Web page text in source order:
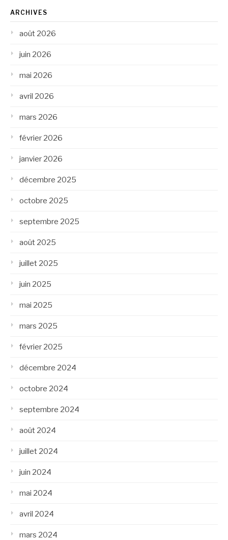
ARCHIVES
août 2026
juin 2026
mai 2026
avril 2026
mars 2026
février 2026
janvier 2026
décembre 2025
octobre 2025
septembre 2025
août 2025
juillet 2025
juin 2025
mai 2025
mars 2025
février 2025
décembre 2024
octobre 2024
septembre 2024
août 2024
juillet 2024
juin 2024
mai 2024
avril 2024
mars 2024